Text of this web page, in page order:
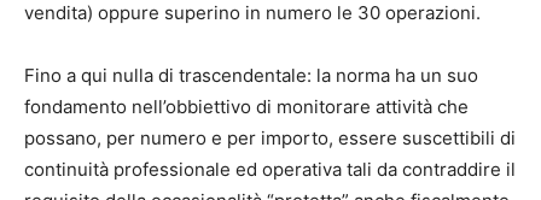
vendita) oppure superino in numero le 30 operazioni.
Fino a qui nulla di trascendentale: la norma ha un suo
fondamento nell’obbiettivo di monitorare attività che
possano, per numero e per importo, essere suscettibili di
continuità professionale ed operativa tali da contraddire il